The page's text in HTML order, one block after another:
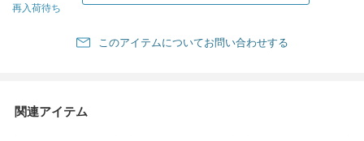
再入荷待ち
このアイテムについてお問い合わせする
関連アイテム